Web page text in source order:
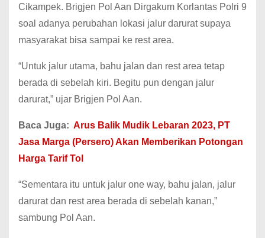
Cikampek. Brigjen Pol Aan Dirgakum Korlantas Polri 9
soal adanya perubahan lokasi jalur darurat supaya
masyarakat bisa sampai ke rest area.
“Untuk jalur utama, bahu jalan dan rest area tetap
berada di sebelah kiri. Begitu pun dengan jalur
darurat,” ujar Brigjen Pol Aan.
Baca Juga: Arus Balik Mudik Lebaran 2023, PT
Jasa Marga (Persero) Akan Memberikan Potongan
Harga Tarif Tol
“Sementara itu untuk jalur one way, bahu jalan, jalur
darurat dan rest area berada di sebelah kanan,”
sambung Pol Aan.